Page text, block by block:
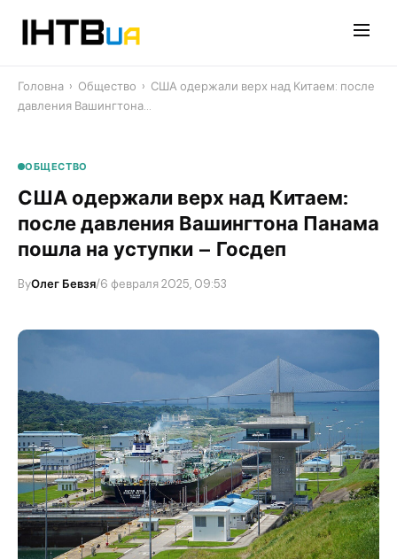
Головна › Общество › США одержали верх над Китаем: после
давления Вашингтона…
ОБЩЕСТВО
США одержали верх над Китаем:
после давления Вашингтона Панама
пошла на уступки – Госдеп
ByОлег Бевзя/6 февраля 2025, 09:53